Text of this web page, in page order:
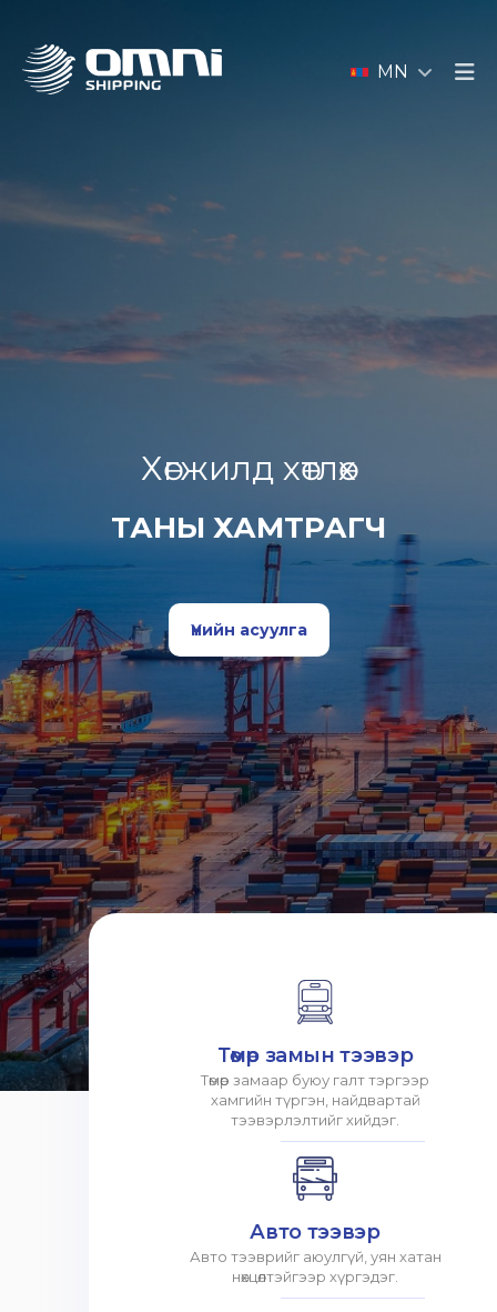
MN
Хөгжилд хөтлөх
ТАНЫ ХАМТРАГЧ
Үнийн асуулга
Төмөр замын тээвэр
Төмөр замаар буюу галт тэргээр
хамгийн түргэн, найдвартай
тээвэрлэлтийг хийдэг.
Авто тээвэр
Авто тээврийг аюулгүй, уян хатан
нөхцөлтэйгээр хүргэдэг.